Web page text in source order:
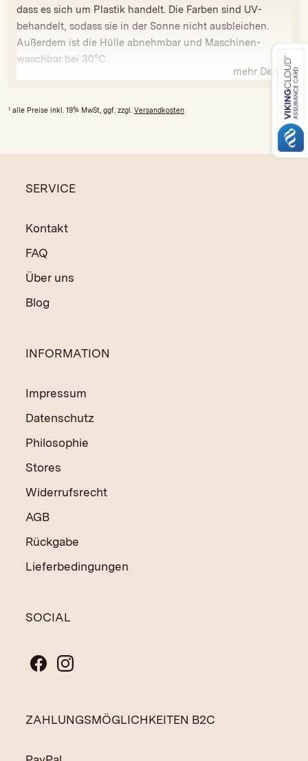
dass es sich um Plastik handelt. Die Farben sind UV-
behandelt, sodass sie in der Sonne nicht ausbleichen.
Außerdem ist die Hülle abnehmbar und Maschinen-
waschbar bei 30°C.
Variationen in Farbe und Größe möglich.
Dieser Artikel kommt mit einer speziellen Synthetikfüllung
mehr Details
1 alle Preise inkl. 19% MwSt, ggf. zzgl.Versandkosten
SERVICE
Kontakt
FAQ
Über uns
Blog
INFORMATION
Impressum
Datenschutz
Philosophie
Stores
Widerrufsrecht
AGB
Rückgabe
Lieferbedingungen
SOCIAL
ZAHLUNGSMÖGLICHKEITEN B2C